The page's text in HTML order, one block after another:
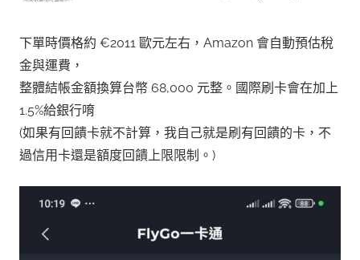
下單時價格約 €2011 歐元左右，Amazon 會自動預估稅
金與運費，
整體結帳金額換算台幣 68,000 元整。國際刷卡會在加上
1.5%給銀行唷
(如果有回饋卡就不計算，我自己就是刷有回饋的卡，不
過信用卡還是額度回饋上限限制。)